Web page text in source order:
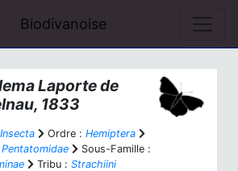
Biodivanoise
Laporte de
1833
Insecta Ordre : Hemiptera
Pentatomidae
Sous-Famille :
Tribu : Strachiini